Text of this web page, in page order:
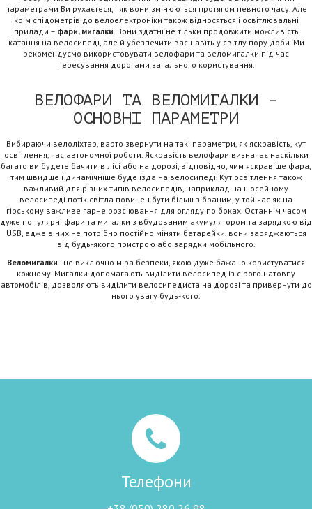
параметрами Ви рухаєтеся, і як вони змінюються протягом певного часу. Але
крім спідометрів до велоелектроніки також відносяться і освітлювальні
прилади – фари, мигалки . Вони здатні не тільки продовжити можливість
катання на велосипеді, але й убезпечити вас навіть у світлу пору доби. Ми
рекомендуємо використовувати велофари та веломигалки під час
пересування дорогами загального користування.
ВЕЛОФАРИ ТА ВЕЛОМИГАЛКИ -
ОСНОВНІ ПАРАМЕТРИ
Вибираючи велоліхтар, варто звернути на такі параметри, як яскравість, кут
освітлення, час автономної роботи. Яскравість велофари визначає наскільки
багато ви будете бачити в лісі або на дорозі, відповідно, чим яскравіше фара,
тим швидше і динамічніше буде їзда на велосипеді. Кут освітлення також
важливий для різних типів велосипедів, наприклад на шосейному
велосипеді потік світла повинен бути більш зібраним, у той час як на
гірському важливе гарне розсіювання для огляду по боках. Останнім часом
дуже популярні фари та мигалки з вбудованим акумулятором та зарядкою від
USB, адже в них не потрібно постійно міняти батарейки, вони заряджаються
від будь-якого пристрою або зарядки мобільного.
Веломигалки - це виключно міра безпеки, якою дуже бажано користуватися
кожному. Мигалки допомагають виділити велосипед із сірого натовпу
автомобілів, дозволяють виділити велосипедиста на дорозі та привернути до
нього увагу будь-кого.
Телефони